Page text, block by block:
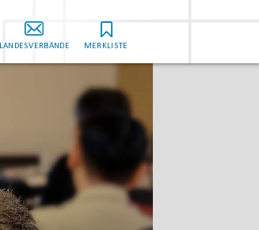
LANDESVERBÄNDE MERKLISTE